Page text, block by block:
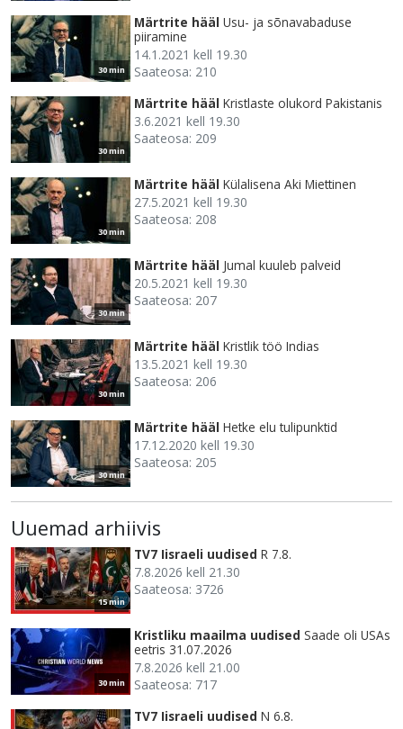
30 min
Märtrite hääl Usu- ja sõnavabaduse
piiramine
14.1.2021 kell 19.30
Saateosa: 210
30 min
Märtrite hääl Kristlaste olukord Pakistanis
3.6.2021 kell 19.30
Saateosa: 209
30 min
Märtrite hääl Külalisena Aki Miettinen
27.5.2021 kell 19.30
Saateosa: 208
30 min
Märtrite hääl Jumal kuuleb palveid
20.5.2021 kell 19.30
Saateosa: 207
30 min
Märtrite hääl Kristlik töö Indias
13.5.2021 kell 19.30
Saateosa: 206
30 min
Märtrite hääl Hetke elu tulipunktid
17.12.2020 kell 19.30
Saateosa: 205
Uuemad arhiivis
15 min
TV7 Iisraeli uudised R 7.8.
7.8.2026 kell 21.30
Saateosa: 3726
30 min
Kristliku maailma uudised Saade oli USAs
eetris 31.07.2026
7.8.2026 kell 21.00
Saateosa: 717
TV7 Iisraeli uudised N 6.8.